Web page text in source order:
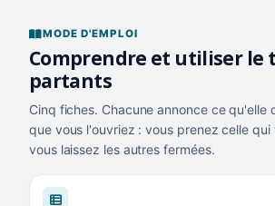
MODE D'EMPLOI
Comprendre et utiliser le
partants
Cinq fiches. Chacune annonce ce qu'elle
que vous l'ouvriez : vous prenez celle qui
vous laissez les autres fermées.